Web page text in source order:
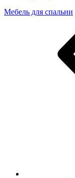
Мебель для спальни